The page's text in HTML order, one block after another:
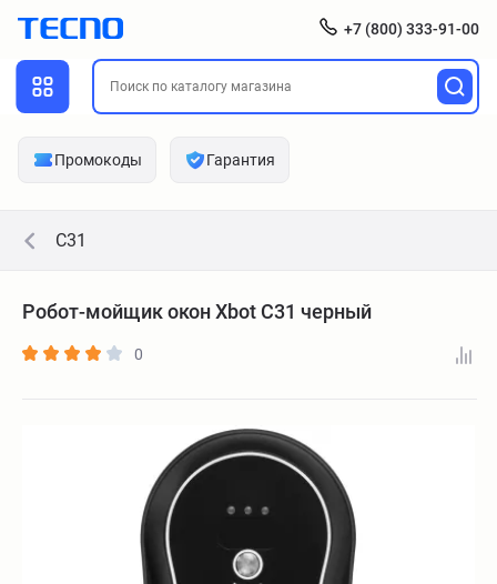
+7 (800) 333-91-00
Промокоды Гарантия
C31
Робот-мойщик окон Xbot C31 черный
0